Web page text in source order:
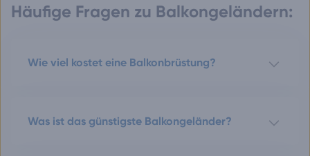
Häufige Fragen zu Balkongeländern:
Wie viel kostet eine Balkonbrüstung?
Was ist das günstigste Balkongeländer?